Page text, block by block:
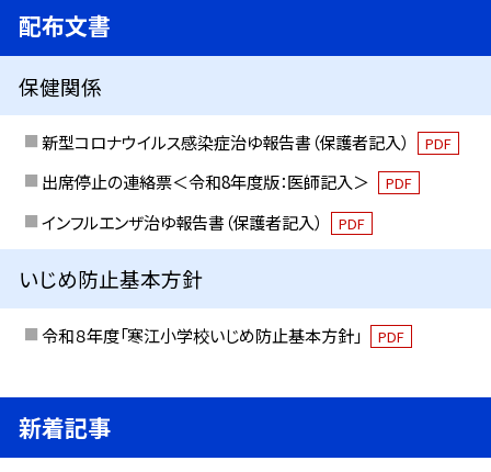
配布文書
保健関係
新型コロナウイルス感染症治ゆ報告書（保護者記入） PDF
出席停止の連絡票＜令和8年度版：医師記入＞ PDF
インフルエンザ治ゆ報告書（保護者記入） PDF
いじめ防止基本方針
令和８年度「寒江小学校いじめ防止基本方針」 PDF
新着記事